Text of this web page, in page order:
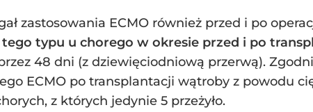
zastosowania ECMO również przed i po
typu u chorego w okresie przed i po
48 dni (z dziewięciodniową przerwą).
ECMO po transplantacji wątroby z powodu
z których jedynie 5 przeżyło.